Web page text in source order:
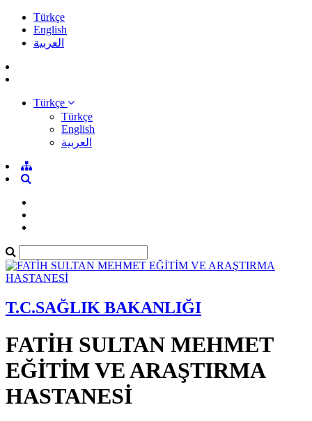
Türkçe
English
العربية
Türkçe
Türkçe
English
العربية
T.C.SAĞLIK BAKANLIĞI
FATİH SULTAN MEHMET
EĞİTİM VE ARAŞTIRMA
HASTANESİ